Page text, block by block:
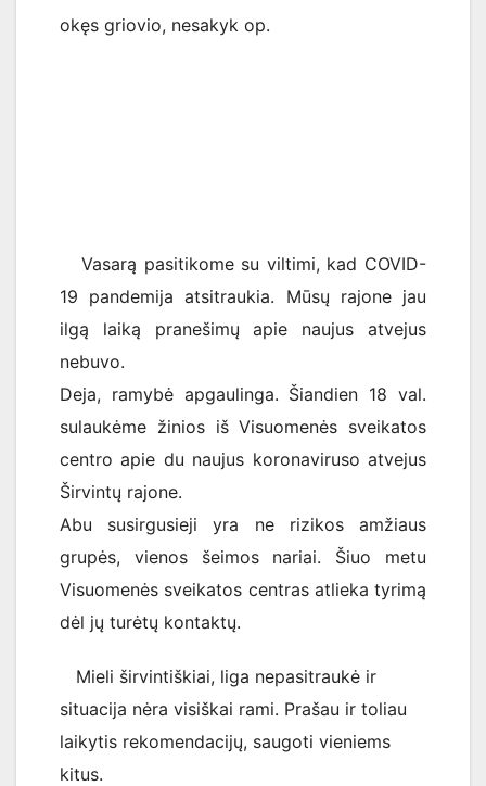
okęs griovio, nesakyk op.
Vasarą pasitikome su viltimi, kad COVID-
19 pandemija atsitraukia. Mūsų rajone jau
ilgą laiką pranešimų apie naujus atvejus
nebuvo.
Deja, ramybė apgaulinga. Šiandien 18 val.
sulaukėme žinios iš Visuomenės sveikatos
centro apie du naujus koronaviruso atvejus
Širvintų rajone.
Abu susirgusieji yra ne rizikos amžiaus
grupės, vienos šeimos nariai. Šiuo metu
Visuomenės sveikatos centras atlieka tyrimą
dėl jų turėtų kontaktų.
Mieli širvintiškiai, liga nepasitraukė ir
situacija nėra visiškai rami. Prašau ir toliau
laikytis rekomendacijų, saugoti vieniems
kitus.